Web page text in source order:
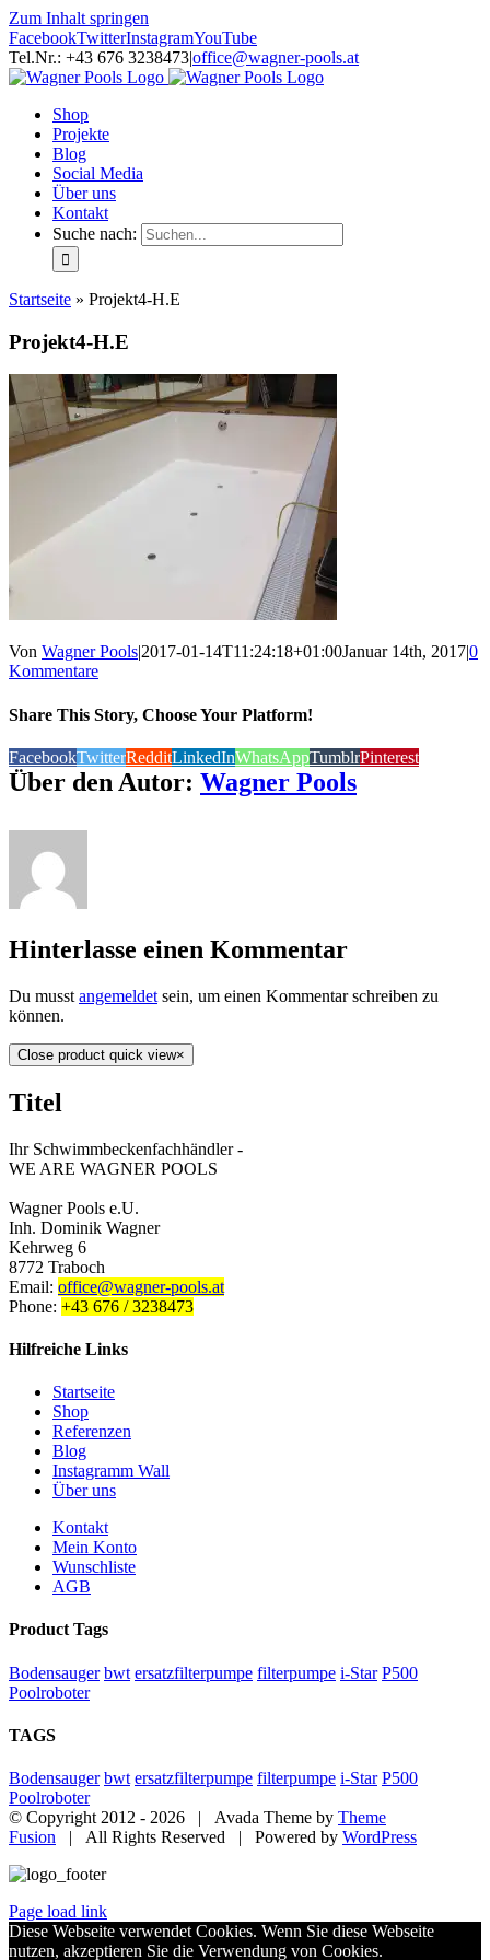
Zum Inhalt springen
FacebookTwitterInstagramYouTube
Tel.Nr.: +43 676 3238473|office@wagner-pools.at
Shop
Projekte
Blog
Social Media
Über uns
Kontakt
Suche nach:
Startseite » Projekt4-H.E
Projekt4-H.E
Von Wagner Pools|2017-01-14T11:24:18+01:00Januar 14th, 2017|0
Kommentare
Share This Story, Choose Your Platform!
FacebookTwitterRedditLinkedInWhatsAppTumblrPinterest
Über den Autor: Wagner Pools
Hinterlasse einen Kommentar
Du musst angemeldet sein, um einen Kommentar schreiben zu
können.
Close product quick view×
Titel
Ihr Schwimmbeckenfachhändler -
WE ARE WAGNER POOLS
Wagner Pools e.U.
Inh. Dominik Wagner
Kehrweg 6
8772 Traboch
Email: office@wagner-pools.at
Phone: +43 676 / 3238473
Hilfreiche Links
Startseite
Shop
Referenzen
Blog
Instagramm Wall
Über uns
Kontakt
Mein Konto
Wunschliste
AGB
Product Tags
Bodensauger bwt ersatzfilterpumpe filterpumpe i-Star P500
Poolroboter
TAGS
Bodensauger bwt ersatzfilterpumpe filterpumpe i-Star P500
Poolroboter
© Copyright 2012 - 2026 | Avada Theme by Theme
Fusion | All Rights Reserved | Powered by WordPress
Page load link
Diese Webseite verwendet Cookies. Wenn Sie diese Webseite
nutzen, akzeptieren Sie die Verwendung von Cookies.